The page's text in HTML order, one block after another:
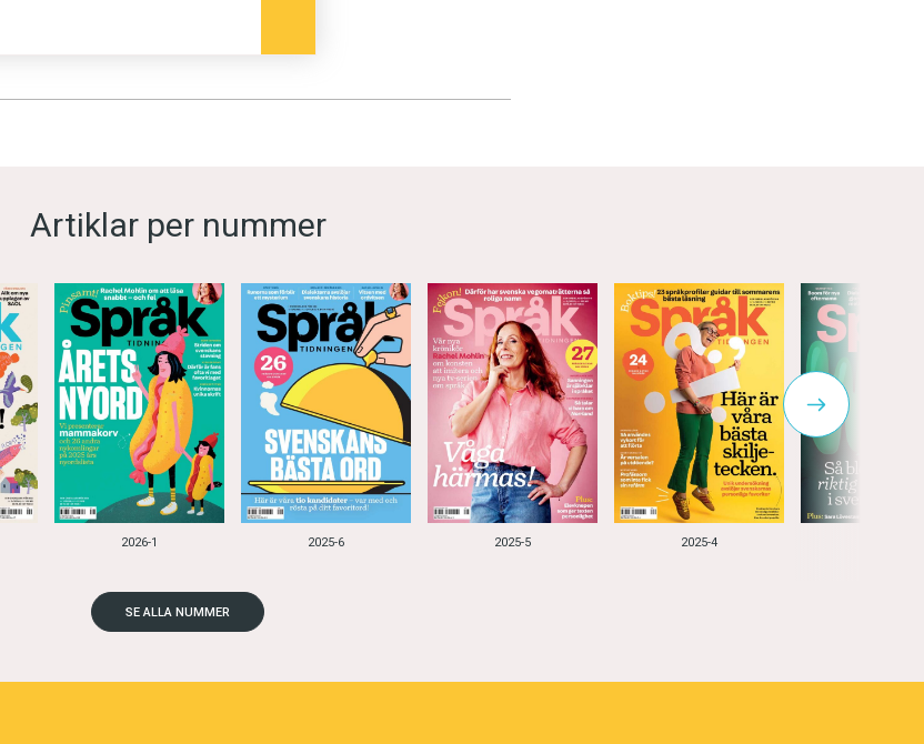
Artiklar per nummer
2026-1 2025-6 2025-5 2025-4
SE ALLA NUMMER